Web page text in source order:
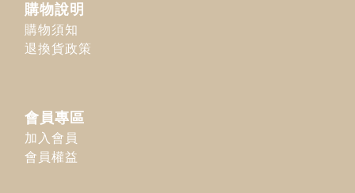
購物說明
購物須知
退換貨政策
會員專區
加入會員
會員權益